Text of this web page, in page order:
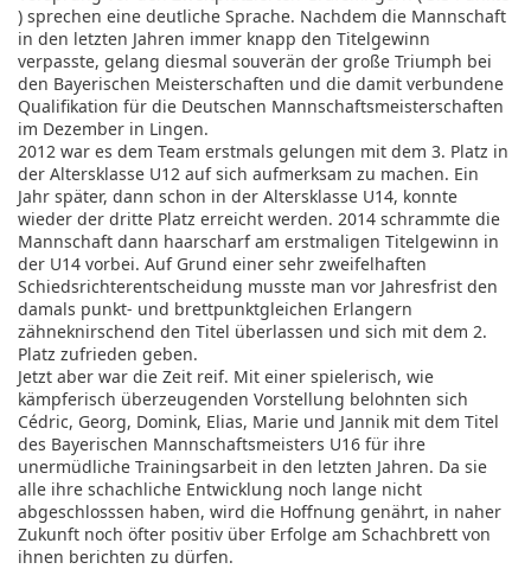
) sprechen eine deutliche Sprache. Nachdem die Mannschaft
in den letzten Jahren immer knapp den Titelgewinn
verpasste, gelang diesmal souverän der große Triumph bei
den Bayerischen Meisterschaften und die damit verbundene
Qualifikation für die Deutschen Mannschaftsmeisterschaften
im Dezember in Lingen.
2012 war es dem Team erstmals gelungen mit dem 3. Platz in
der Altersklasse U12 auf sich aufmerksam zu machen. Ein
Jahr später, dann schon in der Altersklasse U14, konnte
wieder der dritte Platz erreicht werden. 2014 schrammte die
Mannschaft dann haarscharf am erstmaligen Titelgewinn in
der U14 vorbei. Auf Grund einer sehr zweifelhaften
Schiedsrichterentscheidung musste man vor Jahresfrist den
damals punkt- und brettpunktgleichen Erlangern
zähneknirschend den Titel überlassen und sich mit dem 2.
Platz zufrieden geben.
Jetzt aber war die Zeit reif. Mit einer spielerisch, wie
kämpferisch überzeugenden Vorstellung belohnten sich
Cédric, Georg, Domink, Elias, Marie und Jannik mit dem Titel
des Bayerischen Mannschaftsmeisters U16 für ihre
unermüdliche Trainingsarbeit in den letzten Jahren. Da sie
alle ihre schachliche Entwicklung noch lange nicht
abgeschlosssen haben, wird die Hoffnung genährt, in naher
Zukunft noch öfter positiv über Erfolge am Schachbrett von
ihnen berichten zu dürfen.